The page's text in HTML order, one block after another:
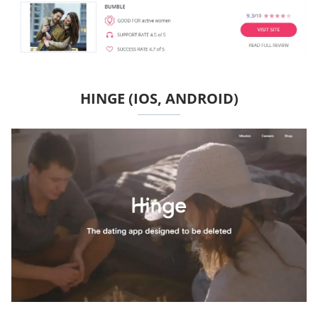
HINGE (IOS, ANDROID)